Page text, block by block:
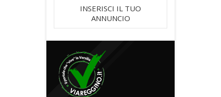
INSERISCI IL TUO
ANNUNCIO